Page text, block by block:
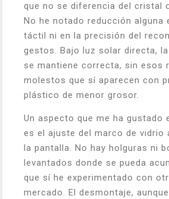
que no se diferencia del cristal
No he notado reducción alguna
táctil ni en la precisión del
gestos. Bajo luz solar directa,
se mantiene correcta, sin esos
molestos que sí aparecen con
plástico de menor grosor.
Un aspecto que me ha gustado
es el ajuste del marco de vidrio
la pantalla. No hay holguras ni
levantados donde se pueda
que sí he experimentado con
mercado. El desmontaje,